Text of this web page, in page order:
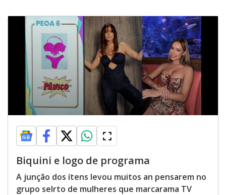
Biquini e logo de programa
A junção dos ítens levou muitos an pensarem no
grupo selrto de mulheres que marcarama TV